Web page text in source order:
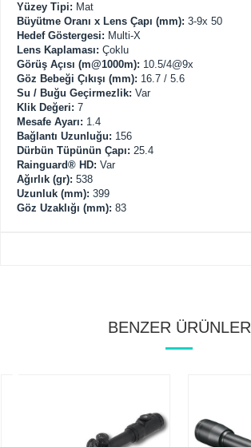
Yüzey Tipi: Mat
Büyütme Oranı x Lens Çapı (mm): 3-9x 50
Hedef Göstergesi: Multi-X
Lens Kaplaması: Çoklu
Görüş Açısı (m@1000m): 10.5/4@9x
Göz Bebeği Çıkışı (mm): 16.7 / 5.6
Su / Buğu Geçirmezlik: Var
Klik Değeri: 7
Mesafe Ayarı: 1.4
Bağlantı Uzunluğu: 156
Dürbün Tüpünün Çapı: 25.4
Rainguard® HD: Var
Ağırlık (gr): 538
Uzunluk (mm): 399
Göz Uzaklığı (mm): 83
BENZER ÜRÜNLER